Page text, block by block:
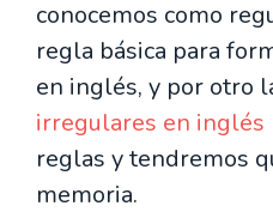
conocemos como
regla básica para
en inglés, y por otro
irregulares en inglés
reglas y tendremos
memoria.